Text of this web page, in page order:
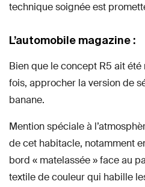
technique soignée est
L’automobile magazine :
Bien que le concept R5 ait
fois, approcher la version de
banane.
Mention spéciale à
de cet habitacle, notamment
bord « matelassée » face au
textile de couleur qui habille